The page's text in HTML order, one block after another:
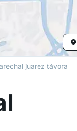
juarez távora